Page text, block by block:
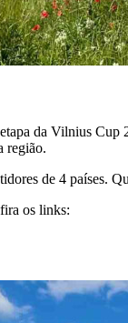
da Vilnius Cup
região.
de 4 países.
os links: